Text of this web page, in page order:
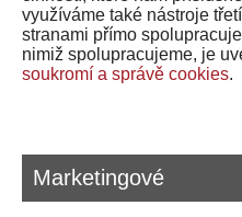
využíváme také nástroje
stranami přímo
nimiž spolupracujeme, je
soukromí a správě cookies.
Marketingové